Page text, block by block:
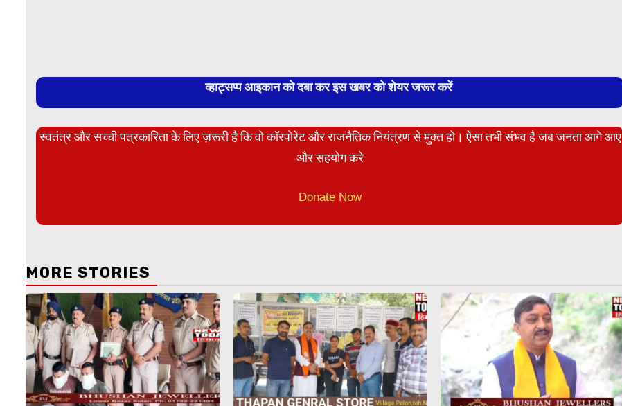
व्हाट्सप्प आइकान को दबा कर इस खबर को शेयर जरूर करें
स्वतंत्र और सच्ची पत्रकारिता के लिए ज़रूरी है कि वो कॉरपोरेट और राजनैतिक नियंत्रण से मुक्त हो। ऐसा तभी संभव है जब जनता आगे आए
और सहयोग करे
Donate Now
MORE STORIES